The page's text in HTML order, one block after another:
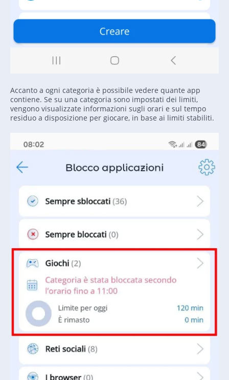
Accanto a ogni categoria è possibile vedere quante app
contiene. Se su una categoria sono impostati dei limiti,
vengono visualizzate informazioni sugli orari e sul tempo
residuo a disposizione per giocare, in base ai limiti stabiliti.